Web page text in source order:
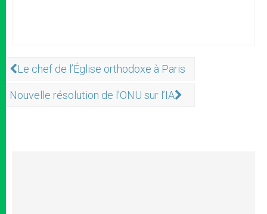
Le chef de l’Église orthodoxe à Paris
Nouvelle résolution de l'ONU sur l’IA